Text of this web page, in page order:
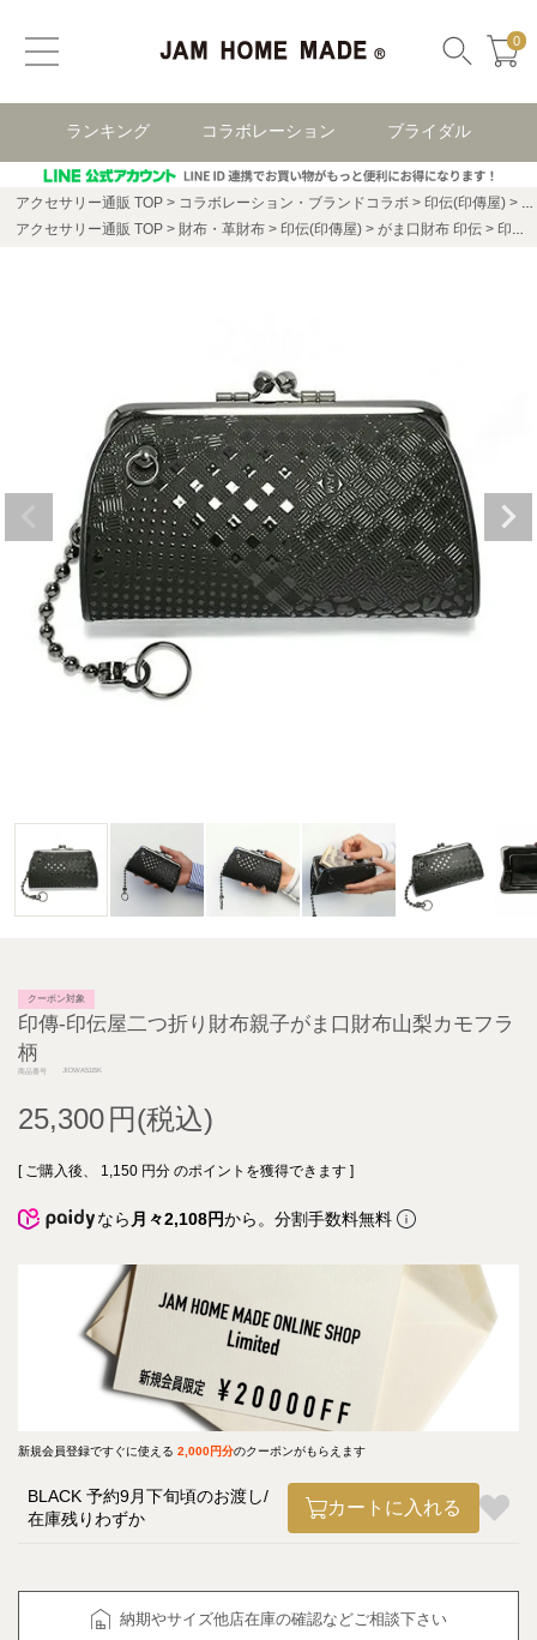
0
ランキング コラボレーション ブライダル
アクセサリー通販 TOP コラボレーション・ブランドコラボ 印伝(印傳屋)
アクセサリー通販 TOP
財布・革財布 印伝(印傳屋) がま口財布 印伝 印傳 - 印伝屋 二つ折り財布 親子 がま口財布 山梨 カモフラ柄
クーポン対象
印傳-印伝屋二つ折り財布親子がま口財布山梨カモフラ
柄
商品番号 JIDWA51BK
25,300
[ ご購入後、 1,150 円分 のポイントを獲得できます ]
なら 月々2,108円から。分割手数料無料
新規会員登録ですぐに使える 2,000円分のクーポンがもらえます
BLACK 予約9月下旬頃のお渡し
在庫残りわずか
カートに入れる
納期やサイズ他店在庫の確認などご相談下さい